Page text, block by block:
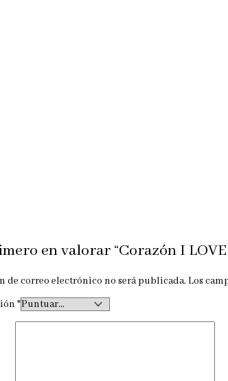
en valorar “Corazón I LOVE
de correo electrónico no será publicada.Los
*